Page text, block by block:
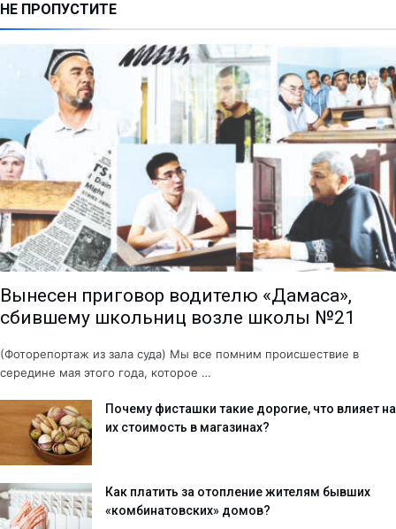
НЕ ПРОПУСТИТЕ
Вынесен приговор водителю «Дамаса»,
сбившему школьниц возле школы №21
(Фоторепортаж из зала суда) Мы все помним происшествие в
середине мая этого года, которое …
Почему фисташки такие дорогие, что влияет на
их стоимость в магазинах?
Как платить за отопление жителям бывших
«комбинатовских» домов?